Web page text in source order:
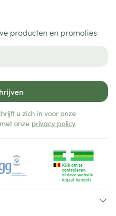
producten en promoties
u zich in voor onze
onze privacy policy.